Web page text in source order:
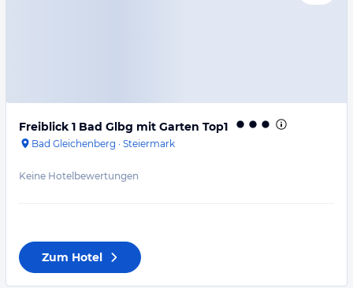
Freiblick 1 Bad Glbg mit Garten Top1
Bad Gleichenberg · Steiermark
Keine Hotelbewertungen
Zum Hotel